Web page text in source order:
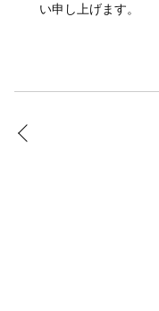
い申し上げます。